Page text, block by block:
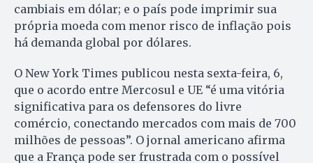
cambiais em dólar; e o país pode imprimir sua
própria moeda com menor risco de inflação pois
há demanda global por dólares.
O New York Times publicou nesta sexta-feira, 6,
que o acordo entre Mercosul e UE “é uma vitória
significativa para os defensores do livre
comércio, conectando mercados com mais de 700
milhões de pessoas”. O jornal americano afirma
que a França pode ser frustrada com o possível